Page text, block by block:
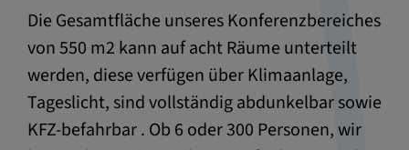
Die Gesamtfläche unseres Konferenzbereiches
von 550 m2 kann auf acht Räume unterteilt
werden, diese verfügen über Klimaanlage,
Tageslicht, sind vollständig abdunkelbar sowie
KFZ-befahrbar . Ob 6 oder 300 Personen, wir